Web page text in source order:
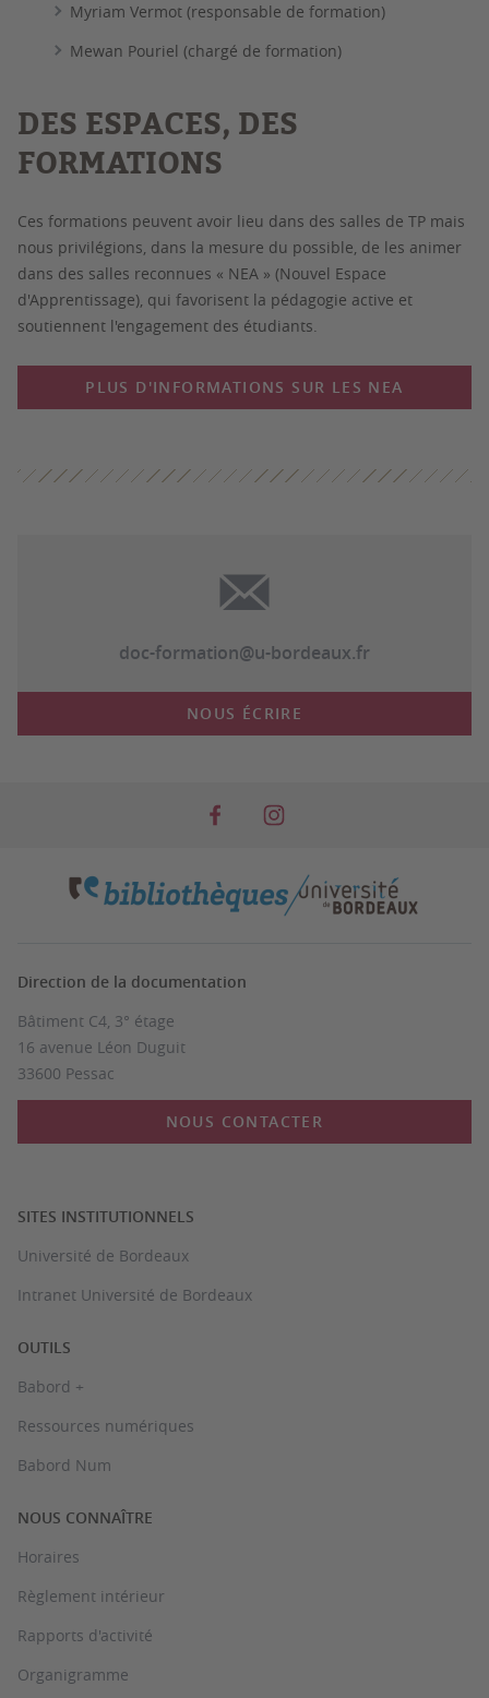
Myriam Vermot (responsable de formation)
Mewan Pouriel (chargé de formation)
DES ESPACES, DES
FORMATIONS
Ces formations peuvent avoir lieu dans des salles de TP mais
nous privilégions, dans la mesure du possible, de les animer
dans des salles reconnues « NEA » (Nouvel Espace
d'Apprentissage), qui favorisent la pédagogie active et
soutiennent l'engagement des étudiants.
PLUS D'INFORMATIONS SUR LES NEA
doc-formation@u-bordeaux.fr
NOUS ÉCRIRE
Direction de la documentation
Bâtiment C4, 3° étage
16 avenue Léon Duguit
33600 Pessac
NOUS CONTACTER
SITES INSTITUTIONNELS
Université de Bordeaux
Intranet Université de Bordeaux
OUTILS
Babord +
Ressources numériques
Babord Num
NOUS CONNAÎTRE
Horaires
Règlement intérieur
Rapports d'activité
Organigramme